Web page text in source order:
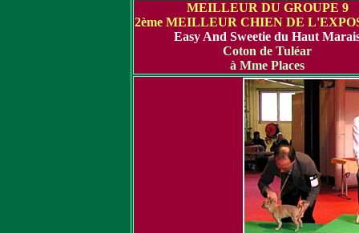
MEILLEUR DU GROUPE 9
2ème MEILLEUR CHIEN DE
Easy And Sweetie du Haut
Coton de Tuléar
à Mme Places